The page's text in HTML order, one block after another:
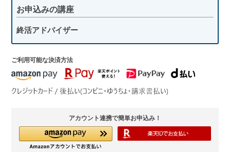
ご利用可能な決済方法
アカウント連携で簡単お申込み！
お申込みの講座
終活アドバイザー